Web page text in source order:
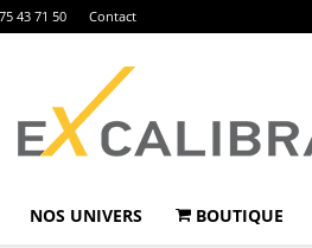
43 71 50 Contact
NOS UNIVERS BOUTIQUE